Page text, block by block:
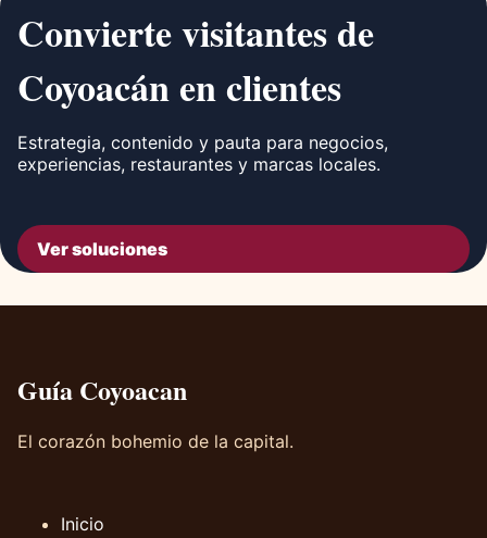
Convierte visitantes de
Coyoacán en clientes
Estrategia, contenido y pauta para negocios,
experiencias, restaurantes y marcas locales.
Ver soluciones
Guía Coyoacan
El corazón bohemio de la capital.
Inicio